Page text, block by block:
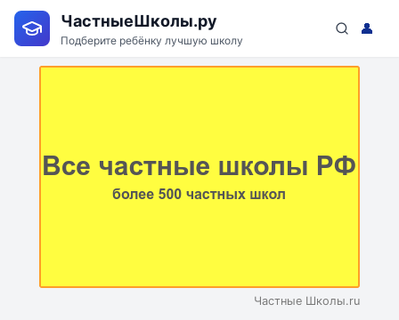
ЧастныеШколы.ру
Подберите ребёнку лучшую школу
👤
Частные Школы.ru